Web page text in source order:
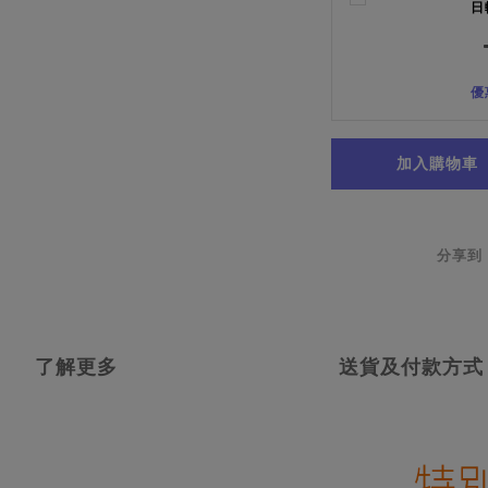
加入購物車
分享到
了解更多 送貨及付款方式